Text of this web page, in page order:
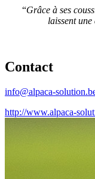
“Grâce à ses
laissent
Contact
info@alpaca-
http://www.alpaca-